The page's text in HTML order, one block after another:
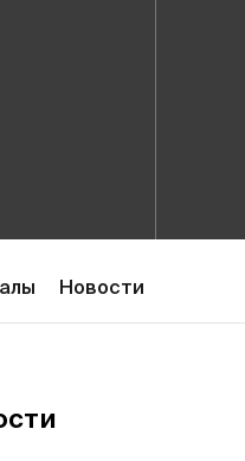
Новости